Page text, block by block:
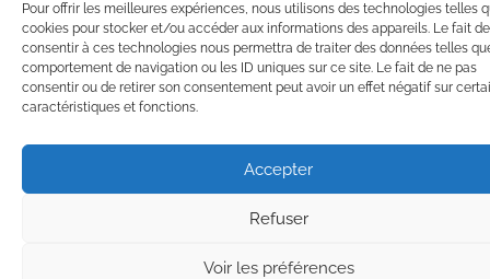
Pour offrir les meilleures expériences, nous utilisons des technologies telles
cookies pour stocker et/ou accéder aux informations des appareils. Le fait de
consentir à ces technologies nous permettra de traiter des données telles
comportement de navigation ou les ID uniques sur ce site. Le fait de ne pas
consentir ou de retirer son consentement peut avoir un effet négatif sur
caractéristiques et fonctions.
Accepter
Refuser
Voir les préférences